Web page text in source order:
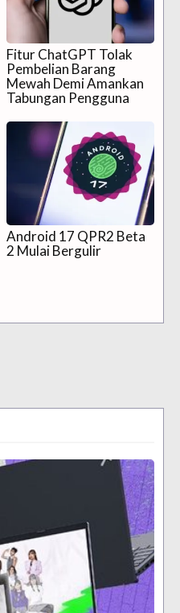
Fitur ChatGPT Tolak
Pembelian Barang
Mewah Demi Amankan
Tabungan Pengguna
Android 17 QPR2 Beta
2 Mulai Bergulir